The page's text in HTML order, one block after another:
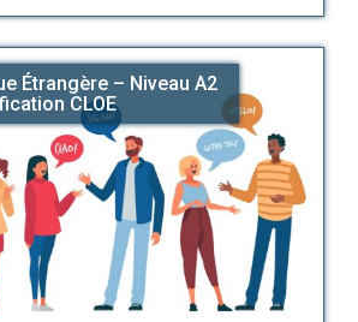
Étrangère – Niveau A2
CLOE